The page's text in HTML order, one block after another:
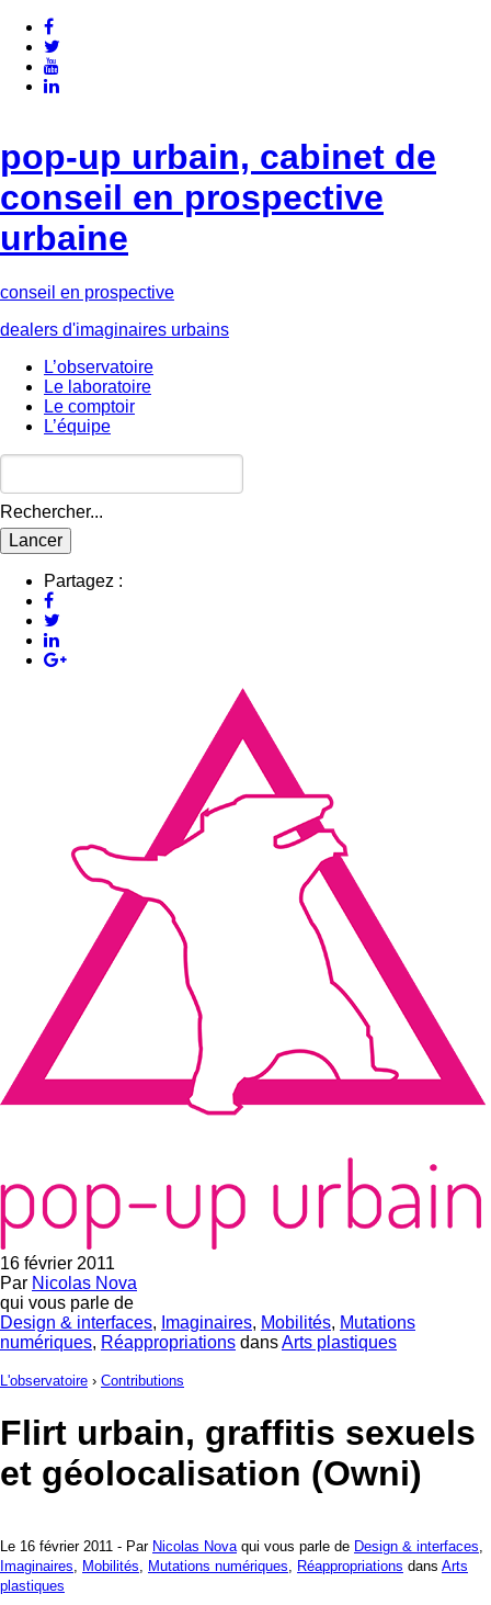
pop-up urbain, cabinet de
conseil en prospective
urbaine
conseil en prospective
dealers d'imaginaires urbains
L’observatoire
Le laboratoire
Le comptoir
L’équipe
Rechercher...
Partagez :
16 février 2011
Par Nicolas Nova
qui vous parle de
Design & interfaces, Imaginaires, Mobilités, Mutations
numériques, Réappropriations dansArts plastiques
L'observatoire › Contributions
Flirt urbain, graffitis sexuels
et géolocalisation (Owni)
Le 16 février 2011 - Par Nicolas Nova qui vous parle de Design & interfaces
Imaginaires
Mobilités Mutations numériques Réappropriations dans Arts
plastiques